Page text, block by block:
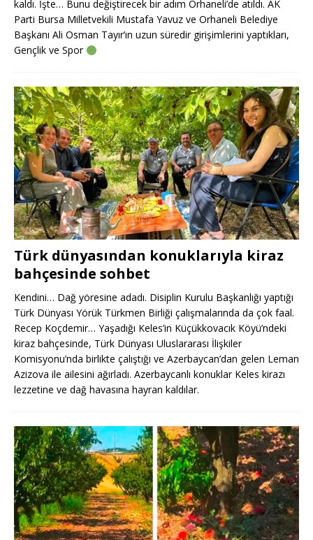
kaldı. İşte… Bunu değiştirecek bir adım Orhaneli’de atıldı. AK
Parti Bursa Milletvekili Mustafa Yavuz ve Orhaneli Belediye
Başkanı Ali Osman Tayır’ın uzun süredir girişimlerini yaptıkları,
Gençlik ve Spor
Türk dünyasından konuklarıyla kiraz
bahçesinde sohbet
Kendini… Dağ yöresine adadı. Disiplin Kurulu Başkanlığı yaptığı
Türk Dünyası Yörük Türkmen Birliği çalışmalarında da çok faal.
Recep Koçdemir… Yaşadığı Keles’in Küçükkovacık Köyü’ndeki
kiraz bahçesinde, Türk Dünyası Uluslararası İlişkiler
Komisyonu’nda birlikte çalıştığı ve Azerbaycan’dan gelen Leman
Azizova ile ailesini ağırladı. Azerbaycanlı konuklar Keles kirazı
lezzetine ve dağ havasına hayran kaldılar.